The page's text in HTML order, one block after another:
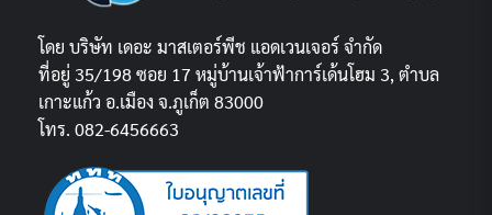
โดย บริษัท เดอะ มาสเตอร์พีช แอดเวนเจอร์ จำกัด
ที่อยู่ 35/198 ซอย 17 หมู่บ้านเจ้าฟ้าการ์เด้นโฮม 3, ตำบล
เกาะแก้ว อ.เมือง จ.ภูเก็ต 83000
โทร. 082-6456663